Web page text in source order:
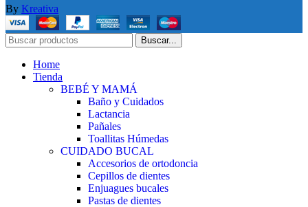
By Kreativa
Buscar...
Home
Tienda
BEBÉ Y MAMÁ
Baño y Cuidados
Lactancia
Pañales
Toallitas Húmedas
CUIDADO BUCAL
Accesorios de ortodoncia
Cepillos de dientes
Enjuagues bucales
Pastas de dientes